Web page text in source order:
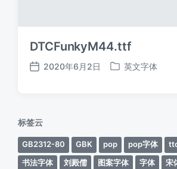
DTCFunkyM44.ttf
发
2020年6月2日
发
英文字体
标签云
GB2312-80 GBK pop pop字体
书法字体
刘殿儒 图案字体 字体 宋